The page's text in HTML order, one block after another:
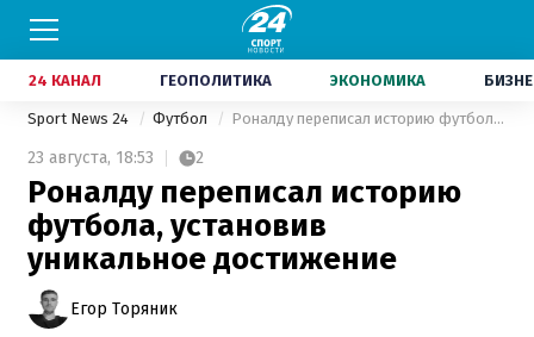
24 КАНАЛ ГЕОПОЛИТИКА ЭКОНОМИКА
Sport News 24 Футбол Роналду переписал историю футбола, установив уникальное достижение
23 августа, 18:53 2
Роналду переписал историю
футбола, установив
уникальное достижение
Егор Торяник